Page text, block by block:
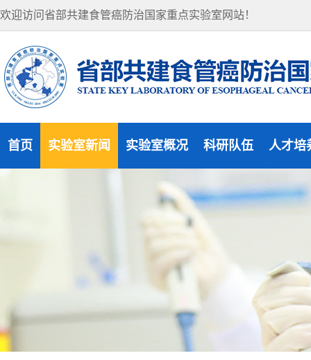
欢迎访问省部共建食管癌防治国家重点实验室网站！
首页 实验室新闻
实验室风貌
实验室概况
实验室概况
组织机构
学术委员会
实验室室训
科研队伍
研究方向
人才培
研究生
博士
人才引